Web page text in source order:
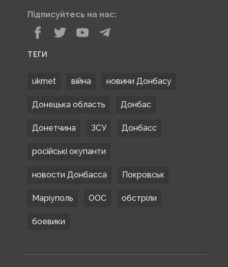
Підписуйтесь на нас:
ТЕГИ
ukrnet війна новини Донбасу
Донецька область Донбас
Донетчина ЗСУ Донбасс
російські окупанти
новости Донбасса Покровськ
Маріуполь ООС обстріли
боевики